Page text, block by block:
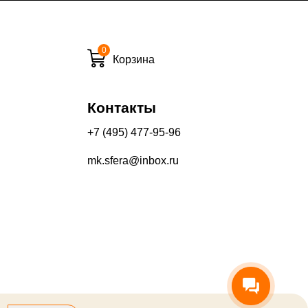
время:
0
Корзина
Контакты
+7 (495) 477-95-96
mk.sfera@inbox.ru